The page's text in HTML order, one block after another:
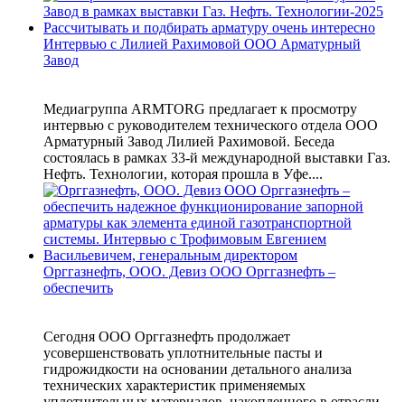
Интервью с Лилией Рахимовой ООО Арматурный
Завод
Медиагруппа ARMTORG предлагает к просмотру
интервью с руководителем технического отдела ООО
Арматурный Завод Лилией Рахимовой. Беседа
состоялась в рамках 33-й международной выставки Газ.
Нефть. Технологии, которая прошла в Уфе....
Орггазнефть, ООО. Девиз ООО Орггазнефть –
обеспечить
Сегодня ООО Орггазнефть продолжает
усовершенствовать уплотнительные пасты и
гидрожидкости на основании детального анализа
технических характеристик применяемых